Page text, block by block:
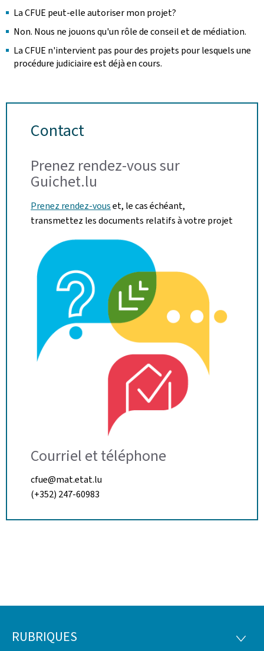
La CFUE peut-elle autoriser mon projet?
Non. Nous ne jouons qu'un rôle de conseil et de médiation.
La CFUE n'intervient pas pour des projets pour lesquels une
procédure judiciaire est déjà en cours.
Contact
Prenez rendez-vous sur
Guichet.lu
Prenez rendez-vouset, le cas échéant,
transmettez les documents relatifs à votre projet
Courriel et téléphone
cfue@mat.etat.lu
(+352) 247-60983
Pied
RUBRIQUES